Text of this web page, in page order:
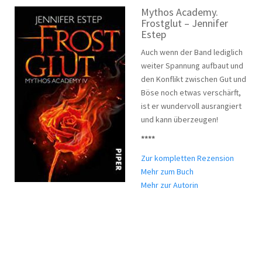
Mythos Academy.
Frostglut – Jennifer
Estep
Auch wenn der Band lediglich
weiter Spannung aufbaut und
den Konflikt zwischen Gut und
Böse noch etwas verschärft,
ist er wundervoll ausrangiert
und kann überzeugen!
****
Zur kompletten Rezension
Mehr zum Buch
Mehr zur Autorin